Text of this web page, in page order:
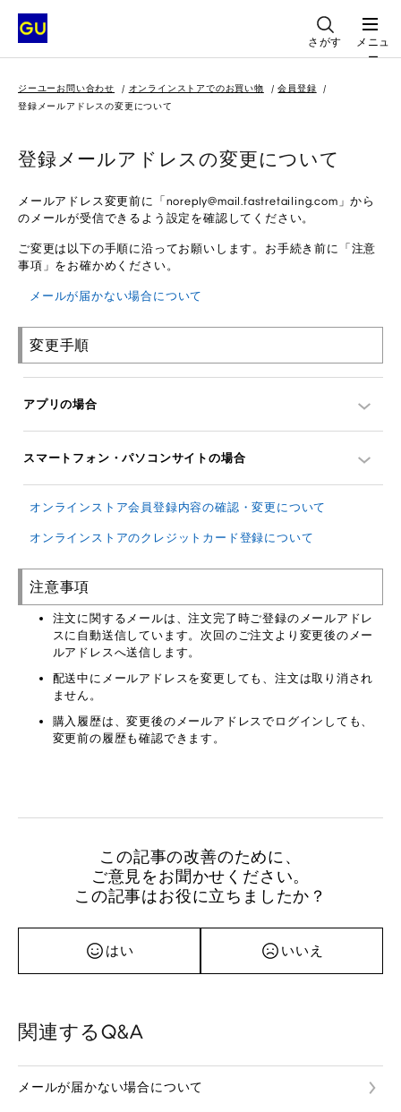
さがす
メニュ
ー
ジーユーお問い合わせ オンラインストアでのお買い物
会員登録
登録メールアドレスの変更について
登録メールアドレスの変更について
メールアドレス変更前に「noreply@mail.fastretailing.com」から
のメールが受信できるよう設定を確認してください。
ご変更は以下の手順に沿ってお願いします。お手続き前に「注意
事項」をお確かめください。
メールが届かない場合について
変更手順
アプリの場合
スマートフォン・パソコンサイトの場合
オンラインストア会員登録内容の確認・変更について
オンラインストアのクレジットカード登録について
注意事項
注文に関するメールは、注文完了時ご登録のメールアドレ
スに自動送信しています。次回のご注文より変更後のメー
ルアドレスへ送信します。
配送中にメールアドレスを変更しても、注文は取り消され
ません。
購入履歴は、変更後のメールアドレスでログインしても、
変更前の履歴も確認できます。
この記事の改善のために、
ご意見をお聞かせください。
この記事はお役に立ちましたか？
はい いいえ
関連するQ&A
メールが届かない場合について